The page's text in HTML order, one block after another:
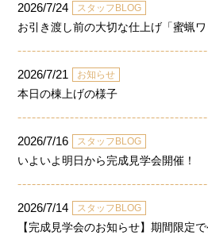
2026/7/24 スタッフBLOG
お引き渡し前の大切な仕上げ「蜜蝋ワ
2026/7/21 お知らせ
本日の棟上げの様子
2026/7/16 スタッフBLOG
いよいよ明日から完成見学会開催！
2026/7/14 スタッフBLOG
【完成見学会のお知らせ】期間限定